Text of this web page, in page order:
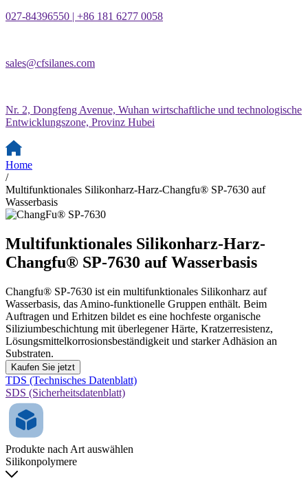
027-84396550 | +86 181 6277 0058
sales@cfsilanes.com
Nr. 2, Dongfeng Avenue, Wuhan wirtschaftliche und technologische
Entwicklungszone, Provinz Hubei
Home
/
Multifunktionales Silikonharz-Harz-Changfu® SP-7630 auf
Wasserbasis
Multifunktionales Silikonharz-Harz-
Changfu® SP-7630 auf Wasserbasis
Changfu® SP-7630 ist ein multifunktionales Silikonharz auf
Wasserbasis, das Amino-funktionelle Gruppen enthält. Beim
Auftragen und Erhitzen bildet es eine hochfeste organische
Siliziumbeschichtung mit überlegener Härte, Kratzerresistenz,
Lösungsmittelkorrosionsbeständigkeit und starker Adhäsion an
Substraten.
Kaufen Sie jetzt
TDS (Technisches Datenblatt)
SDS (Sicherheitsdatenblatt)
Produkte nach Art auswählen
Silikonpolymere